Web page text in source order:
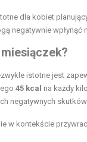
dla kobiet
negatywnie
istotne jest
45 kcal na każdy
negatywnych
w kontekście